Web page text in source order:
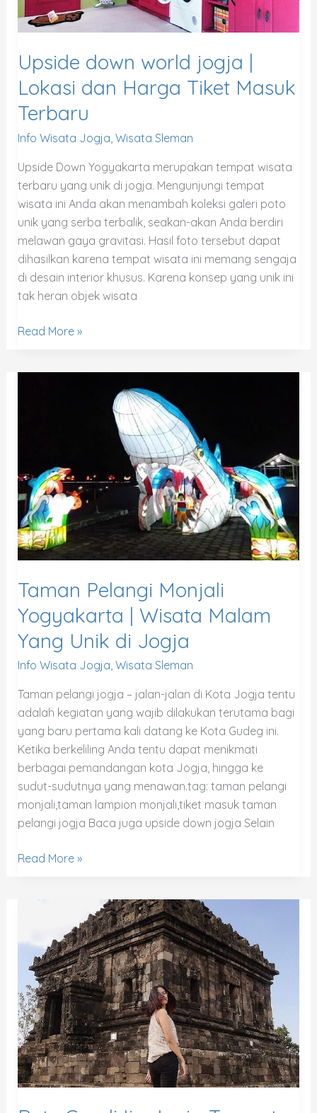
Upside down world jogja |
Lokasi dan Harga Tiket Masuk
Terbaru
Info Wisata Jogja Wisata Sleman
Upside Down Yogyakarta merupakan tempat wisata
terbaru yang unik di jogja. Mengunjungi tempat
wisata ini Anda akan menambah koleksi galeri poto
unik yang serba terbalik, seakan-akan Anda berdiri
melawan gaya gravitasi. Hasil foto tersebut dapat
dihasilkan karena tempat wisata ini memang sengaja
di desain interior khusus. Karena konsep yang unik ini
tak heran objek wisata
Masuk
Read More »
Taman Pelangi Monjali
Yogyakarta | Wisata Malam
Yang Unik di Jogja
Info Wisata Jogja, Wisata Sleman
Taman pelangi jogja – jalan-jalan di Kota Jogja tentu
adalah kegiatan yang wajib dilakukan terutama bagi
yang baru pertama kali datang ke Kota Gudeg ini.
Ketika berkeliling Anda tentu dapat menikmati
berbagai pemandangan kota Jogja, hingga ke
sudut-sudutnya yang menawan.tag: taman pelangi
monjali,taman lampion monjali,tiket masuk taman
pelangi jogja Baca juga upside down jogja Selain
Wisata
Malam
Yang
Unik
di
Jogja
Read More »
Ijo
Jogja
Tempat
yang
Sangat
Cocok
Untuk
Berburu
Sunset